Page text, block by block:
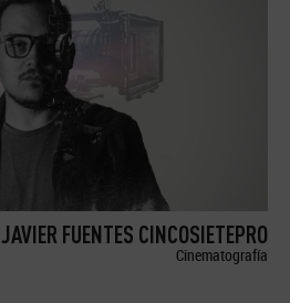
JAVIER FUENTES CINCOSIETEPRO
Cinematografía